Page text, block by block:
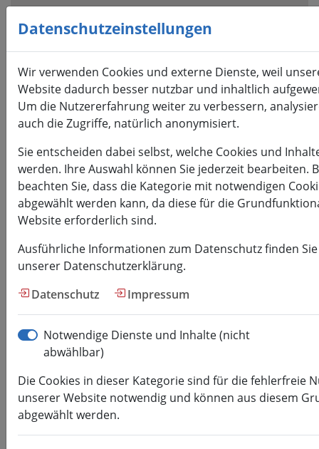
Visuelle
Assistenzsoftware
Tastatur
erreichbar
über
ALT
NWK 24
NWK 24
24.
Datenschutzeinstellungen
Wir verwenden Cookies und externe Dienste, weil
Website dadurch besser nutzbar und inhaltlich
Um die Nutzererfahrung weiter zu verbessern,
auch die Zugriffe, natürlich anonymisiert.
Sie entscheiden dabei selbst, welche Cookies und
werden. Ihre Auswahl können Sie jederzeit bearbeiten.
beachten Sie, dass die Kategorie mit notwendigen
abgewählt werden kann, da diese für die
Website erforderlich sind.
Ausführliche Informationen zum Datenschutz finden
unserer Datenschutzerklärung.
Datenschutz
Impressum
Notwendige Dienste und Inhalte (nicht
abwählbar)
Die Cookies in dieser Kategorie sind für die fehlerfreie
unserer Website notwendig und können aus diesem
abgewählt werden.